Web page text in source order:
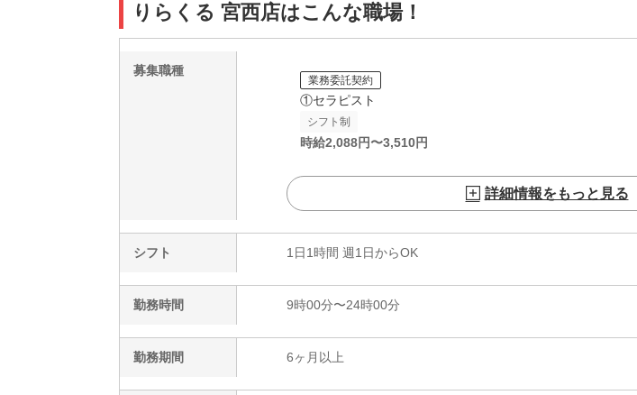
りらくる 宮西店はこんな職場！
募集職種
業務委託契約
①セラピスト
シフト制
時給2,088円〜3,510円
詳細情報をもっと見る
シフト 1日1時間 週1日からOK
勤務時間 9時00分〜24時00分
勤務期間 6ヶ月以上